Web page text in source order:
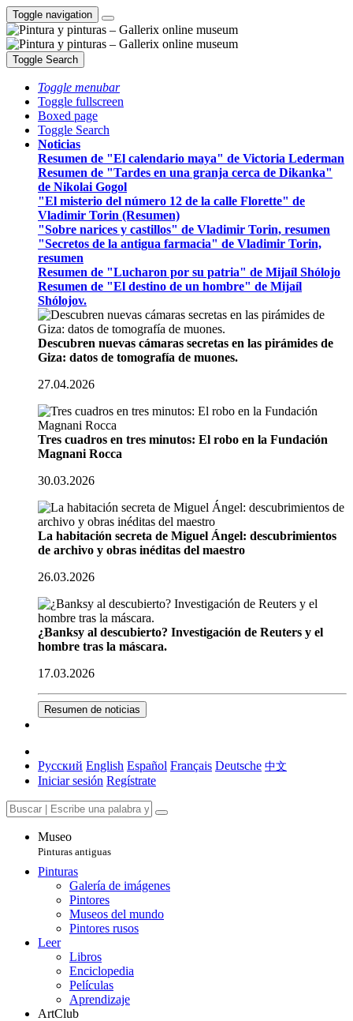
Toggle navigation
Toggle Search
Toggle menubar
Toggle fullscreen
Boxed page
Toggle Search
Noticias
Resumen de "El calendario maya" de Victoria Lederman
Resumen de "Tardes en una granja cerca de Dikanka"
de Nikolai Gogol
"El misterio del número 12 de la calle Florette" de
Vladimir Torin (Resumen)
"Sobre narices y castillos" de Vladimir Torin, resumen
"Secretos de la antigua farmacia" de Vladimir Torin,
resumen
Resumen de "Lucharon por su patria" de Mijaíl Shólojo
Resumen de "El destino de un hombre" de Mijaíl
Shólojov.
Descubren nuevas cámaras secretas en las pirámides de
Giza: datos de tomografía de muones.
27.04.2026
Tres cuadros en tres minutos: El robo en la Fundación
Magnani Rocca
30.03.2026
La habitación secreta de Miguel Ángel: descubrimientos
de archivo y obras inéditas del maestro
26.03.2026
¿Banksy al descubierto? Investigación de Reuters y el
hombre tras la máscara.
17.03.2026
Resumen de noticias
Русский English Español Français Deutsche 中文
Iniciar sesión Regístrate
Museo
Pinturas antiguas
Pinturas
Galería de imágenes
Pintores
Museos del mundo
Pintores rusos
Leer
Libros
Enciclopedia
Películas
Aprendizaje
ArtClub